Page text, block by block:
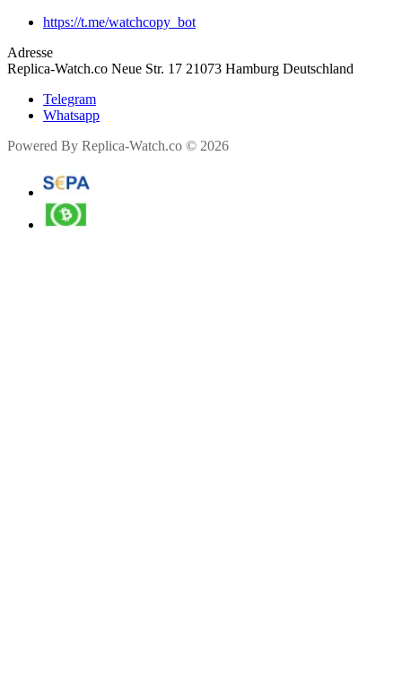
https://t.me/watchcopy_bot
Adresse
Replica-Watch.co Neue Str. 17 21073 Hamburg Deutschland
Telegram
Whatsapp
Powered By Replica-Watch.co © 2026